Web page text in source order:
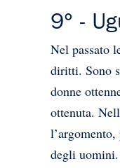
9° -
Nel passato
diritti. Sono
donne
ottenuta.
degli uomini.